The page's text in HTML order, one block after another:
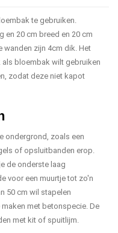
te gebruiken.
en 20 cm breed en 20 cm
wanden zijn 4cm dik. Het
bloembak wilt gebruiken
zodat deze niet kapot
ondergrond, zoals een
of opsluitbanden erop.
de onderste laag
voor een muurtje tot zo'n
50 cm wil stapelen
met betonspecie. De
met kit of spuitlijm.